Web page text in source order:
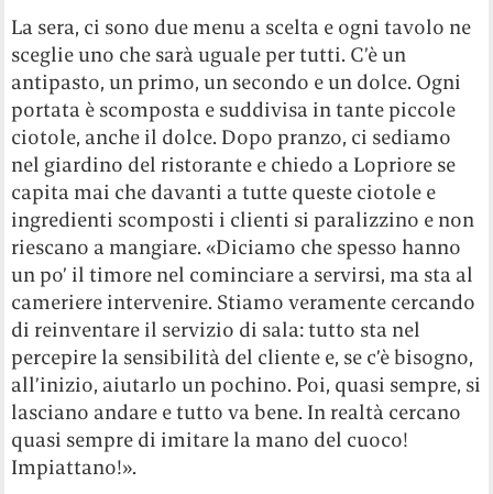
La sera, ci sono due menu a scelta e ogni tavolo ne
sceglie uno che sarà uguale per tutti. C’è un
antipasto, un primo, un secondo e un dolce. Ogni
portata è scomposta e suddivisa in tante piccole
ciotole, anche il dolce. Dopo pranzo, ci sediamo
nel giardino del ristorante e chiedo a Lopriore se
capita mai che davanti a tutte queste ciotole e
ingredienti scomposti i clienti si paralizzino e non
riescano a mangiare. «Diciamo che spesso hanno
un po’ il timore nel cominciare a servirsi, ma sta al
cameriere intervenire. Stiamo veramente cercando
di reinventare il servizio di sala: tutto sta nel
percepire la sensibilità del cliente e, se c’è bisogno,
all’inizio, aiutarlo un pochino. Poi, quasi sempre, si
lasciano andare e tutto va bene. In realtà cercano
quasi sempre di imitare la mano del cuoco!
Impiattano!».